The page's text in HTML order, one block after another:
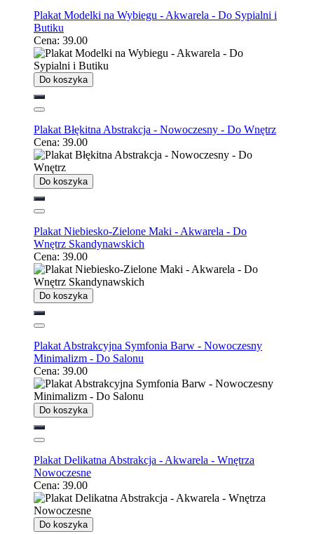
Plakat Modelki na Wybiegu - Akwarela - Do Sypialni i
Butiku
Cena: 39.00
Do koszyka
Plakat Błękitna Abstrakcja - Nowoczesny - Do Wnętrz
Cena: 39.00
Do koszyka
Plakat Niebiesko-Zielone Maki - Akwarela - Do
Wnętrz Skandynawskich
Cena: 39.00
Do koszyka
Plakat Abstrakcyjna Symfonia Barw - Nowoczesny
Minimalizm - Do Salonu
Cena: 39.00
Do koszyka
Plakat Delikatna Abstrakcja - Akwarela - Wnętrza
Nowoczesne
Cena: 39.00
Do koszyka